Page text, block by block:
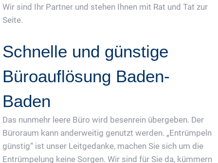
Wir sind Ihr Partner und stehen Ihnen mit Rat und Tat zur
Seite.
Schnelle und günstige
Büroauflösung Baden-
Baden
Das nunmehr leere Büro wird besenrein übergeben. Der
Büroraum kann anderweitig genutzt werden. „Entrümpeln
günstig“ ist unser Leitgedanke, machen Sie sich um die
Entrümpelung keine Sorgen. Wir sind für Sie da, kümmern